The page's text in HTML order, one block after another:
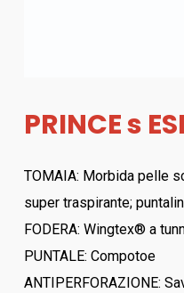
PRINCE s
TOMAIA: Morbida pelle
super traspirante;
FODERA: Wingtex® a
PUNTALE: Compotoe
ANTIPERFORAZIONE: